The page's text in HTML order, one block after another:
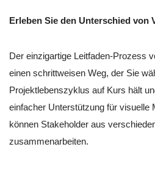
Erleben Sie den Unterschied von
Der einzigartige Leitfaden-Prozess
einen schrittweisen Weg, der Sie
Projektlebenszyklus auf Kurs hält
einfacher Unterstützung für visuelle
können Stakeholder aus
zusammenarbeiten.